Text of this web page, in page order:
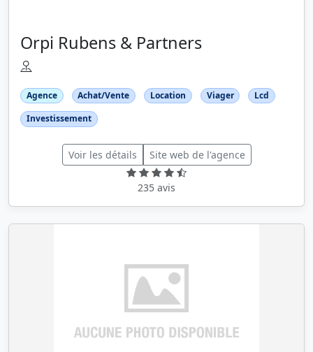
Orpi Rubens & Partners
Agence Achat/Vente Location Viager
Lcd
Investissement
Voir les détails Site web de l'agence
235 avis